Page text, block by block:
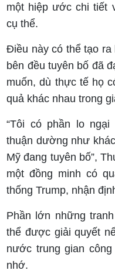
một hiệp ước chi tiết
cụ thể.
Điều này có thể tạo ra
bên đều tuyên bố đã
muốn, dù thực tế họ
quả khác nhau trong
“Tôi có phần lo
thuận dường như
Mỹ đang tuyên bố”,
một đồng minh có
thống Trump, nhận
Phần lớn những
thể được giải quyết
nước trung gian
nhớ.